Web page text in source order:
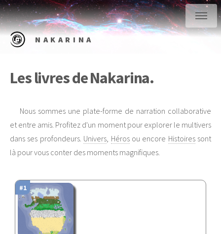
NAKARINA
Les livres de Nakarina.
Nous sommes une plate-forme de narration collaborative
et entre amis. Profitez d'un moment pour explorer le multivers
dans ses profondeurs. Univers Hérosou encore Histoiressont
là pour vous conter des moments magnifiques.
#1